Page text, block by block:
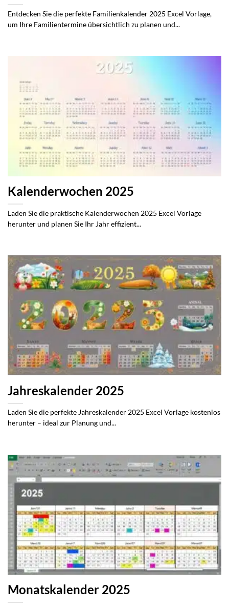
Entdecken Sie die perfekte Familienkalender 2025 Excel Vorlage,
um Ihre Familientermine übersichtlich zu planen und...
Kalenderwochen 2025
Laden Sie die praktische Kalenderwochen 2025 Excel Vorlage
herunter und planen Sie Ihr Jahr effizient...
Jahreskalender 2025
Laden Sie die perfekte Jahreskalender 2025 Excel Vorlage kostenlos
herunter – ideal zur Planung und...
Monatskalender 2025